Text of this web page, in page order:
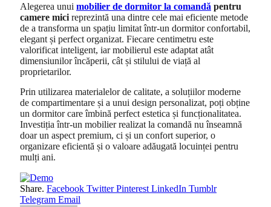
Alegerea unui mobilier de dormitor la comandă pentru
camere mici reprezintă una dintre cele mai eficiente metode
de a transforma un spațiu limitat într-un dormitor confortabil,
elegant și perfect organizat. Fiecare centimetru este
valorificat inteligent, iar mobilierul este adaptat atât
dimensiunilor încăperii, cât și stilului de viață al
proprietarilor.
Prin utilizarea materialelor de calitate, a soluțiilor moderne
de compartimentare și a unui design personalizat, poți obține
un dormitor care îmbină perfect estetica și funcționalitatea.
Investiția într-un mobilier realizat la comandă nu înseamnă
doar un aspect premium, ci și un confort superior, o
organizare eficientă și o valoare adăugată locuinței pentru
mulți ani.
Share. Facebook Twitter Pinterest LinkedIn Tumblr
Telegram Email